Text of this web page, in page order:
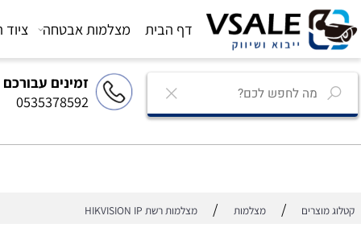
זמינים עבורכם
0535378592
דף הבית מצלמות אבטחה ציוד
/ מצלמות / מצלמות רשת HIKVISION IP